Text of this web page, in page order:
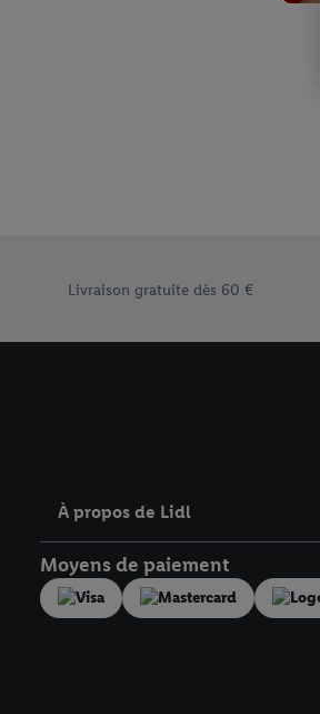
Livraison gratuite dès 60 €
À propos de Lidl
Moyens de paiement